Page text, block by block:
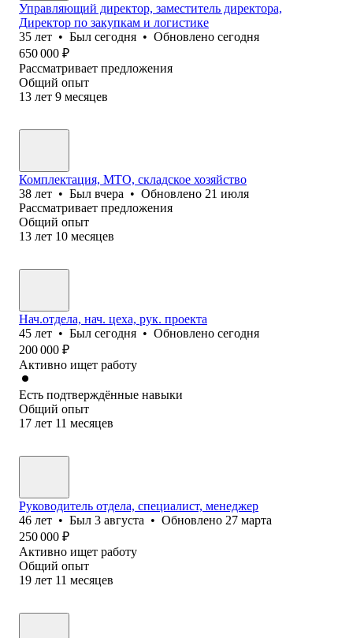
Управляющий директор, заместитель директора,
Директор по закупкам и логистике
35 лет • Был сегодня • Обновлено сегодня
650 000 ₽
Рассматривает предложения
Общий опыт
13 лет 9 месяцев
Комплектация, МТО, складское хозяйство
38 лет • Был вчера • Обновлено 21 июля
Рассматривает предложения
Общий опыт
13 лет 10 месяцев
Нач.отдела, нач. цеха, рук. проекта
45 лет • Был сегодня • Обновлено сегодня
200 000 ₽
Активно ищет работу
Есть подтверждённые навыки
Общий опыт
17 лет 11 месяцев
Руководитель отдела, специалист, менеджер
46 лет • Был 3 августа • Обновлено 27 марта
250 000 ₽
Активно ищет работу
Общий опыт
19 лет 11 месяцев